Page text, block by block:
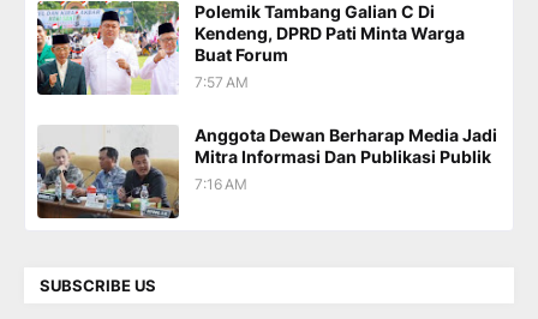
Polemik Tambang Galian C Di
Kendeng, DPRD Pati Minta Warga
Buat Forum
7:57 AM
Anggota Dewan Berharap Media Jadi
Mitra Informasi Dan Publikasi Publik
7:16 AM
SUBSCRIBE US